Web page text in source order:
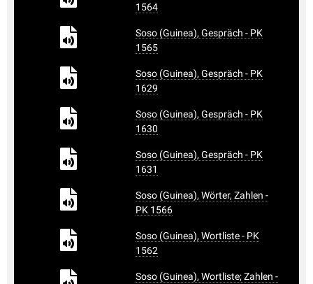
1564
Soso (Guinea), Gespräch - PK
1565
Soso (Guinea), Gespräch - PK
1629
Soso (Guinea), Gespräch - PK
1630
Soso (Guinea), Gespräch - PK
1631
Soso (Guinea), Wörter, Zahlen -
PK 1566
Soso (Guinea), Wortliste - PK
1562
Soso (Guinea), Wortliste; Zahlen -